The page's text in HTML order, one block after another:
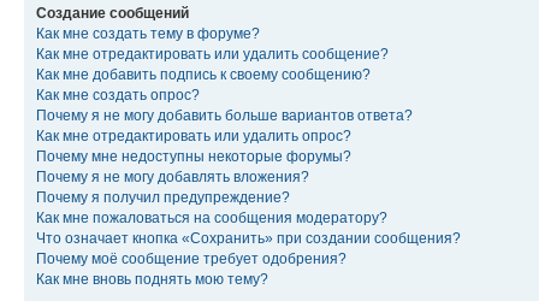
Создание сообщений
Как мне создать тему в форуме?
Как мне отредактировать или удалить сообщение?
Как мне добавить подпись к своему сообщению?
Как мне создать опрос?
Почему я не могу добавить больше вариантов ответа?
Как мне отредактировать или удалить опрос?
Почему мне недоступны некоторые форумы?
Почему я не могу добавлять вложения?
Почему я получил предупреждение?
Как мне пожаловаться на сообщения модератору?
Что означает кнопка «Сохранить» при создании сообщения?
Почему моё сообщение требует одобрения?
Как мне вновь поднять мою тему?